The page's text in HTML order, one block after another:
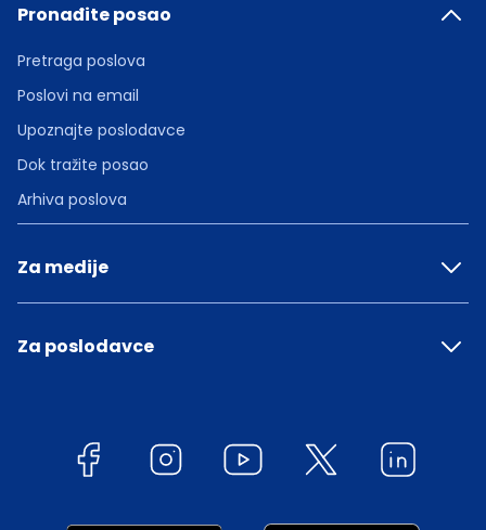
Pronađite posao
Pretraga poslova
Poslovi na email
Upoznajte poslodavce
Dok tražite posao
Arhiva poslova
Za medije
Za poslodavce